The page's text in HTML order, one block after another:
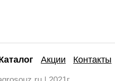
Акции
Контакты